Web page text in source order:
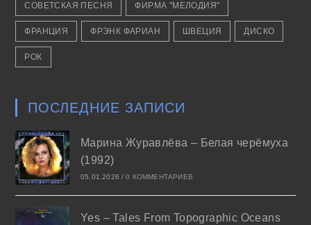
СОВЕТСКАЯ ПЕСНЯ ФИРМА "МЕЛОДИЯ"
ФРАНЦИЯ ФРЭНК ФАРИАН ШВЕЦИЯ ДИСКО
РОК
ПОСЛЕДНИЕ ЗАПИСИ
Марина Журавлёва – Белая черёмуха
(1992)
05.01.2026 / 0 КОММЕНТАРИЕВ
Yes – Tales From Topographic Oceans